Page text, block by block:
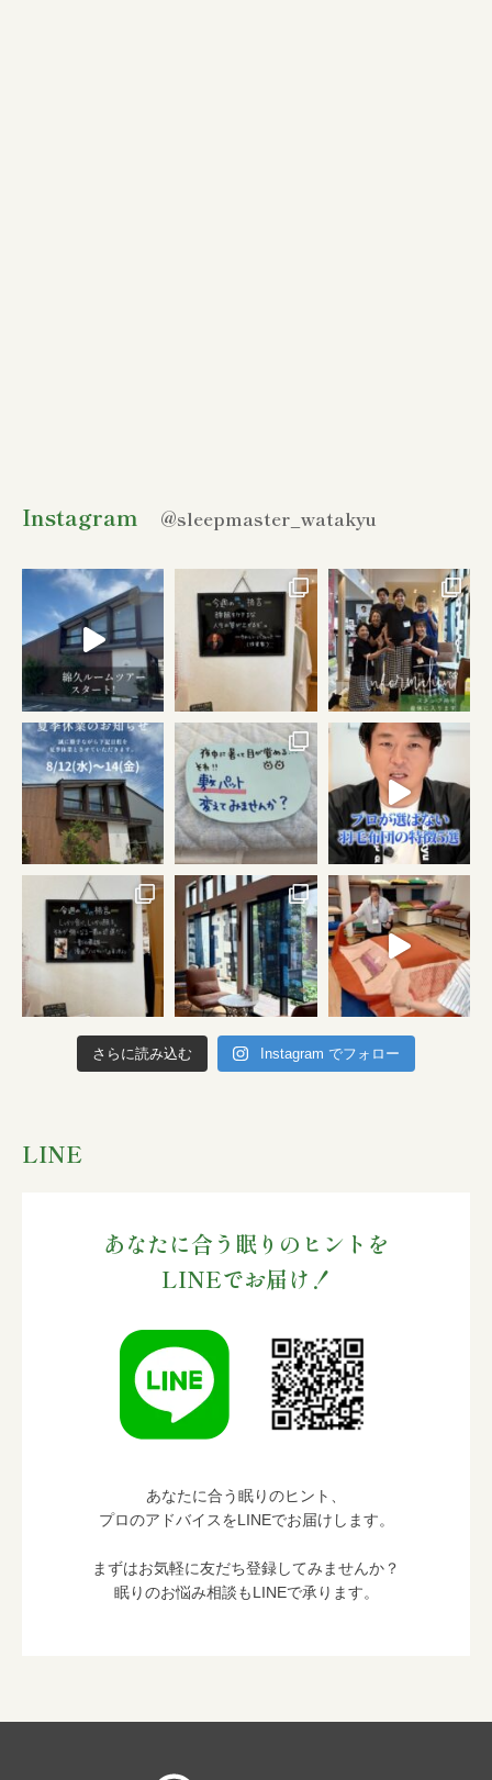
Instagram @sleepmaster_watakyu
さらに読み込む Instagram でフォロー
LINE
あなたに合う眠りのヒントを
LINEでお届け！
あなたに合う眠りのヒント、
プロのアドバイスをLINEでお届けします。
まずはお気軽に友だち登録してみませんか？
眠りのお悩み相談もLINEで承ります。